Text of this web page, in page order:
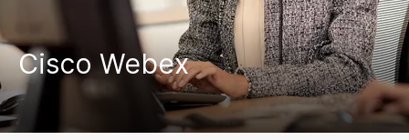
Cisco Webex